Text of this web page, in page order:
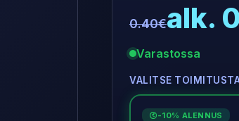
0.40€alk.
Varastossa
VALITSE
€ -10% ALENNUS